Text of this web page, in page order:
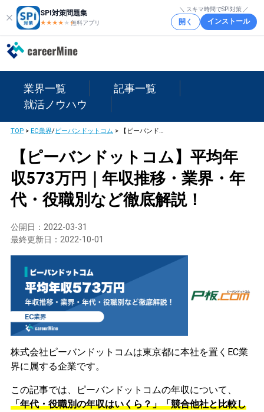
SPI対策問題集
★★★★ ★★
無料アプリ
＼ スキマ時間でSPI対策 ／
開く インストール
業界一覧
記事一覧
就活ノウハウ
TOP> EC業界/ピーバンドットコム > 【ピーバンドットコム】平均年収573万円｜年収推移・業界・年代・役職別など徹底解説！
【ピーバンドットコム】平均年
収573万円｜年収推移・業界・年
代・役職別など徹底解説！
公開日： 2022-03-31
最終更新日： 2022-10-01
株式会社ピーバンドットコムは東京都に本社を置くEC業
界に属する企業です。
この記事では、ピーバンドットコムの年収について、
「年代・役職別の年収はいくら？」「競合他社と比較し